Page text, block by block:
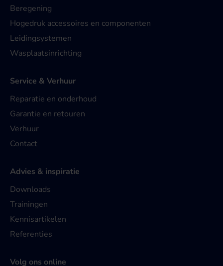
Beregening
Hogedruk accessoires en componenten
Leidingsystemen
Wasplaatsinrichting
Service & Verhuur
Reparatie en onderhoud
Garantie en retouren
Verhuur
Contact
Advies & inspiratie
Downloads
Trainingen
Kennisartikelen
Referenties
Volg ons online